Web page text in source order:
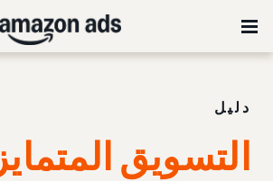
دليل
التسويق المتمايز